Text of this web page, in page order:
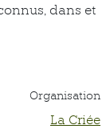
dans et
Organisation
La Criée